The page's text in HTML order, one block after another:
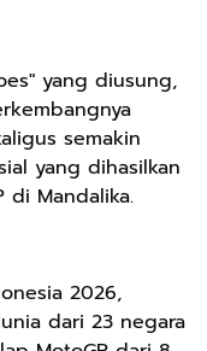
yang diusung,
semakin
yang dihasilkan
di Mandalika.
2026,
dari 23 negara